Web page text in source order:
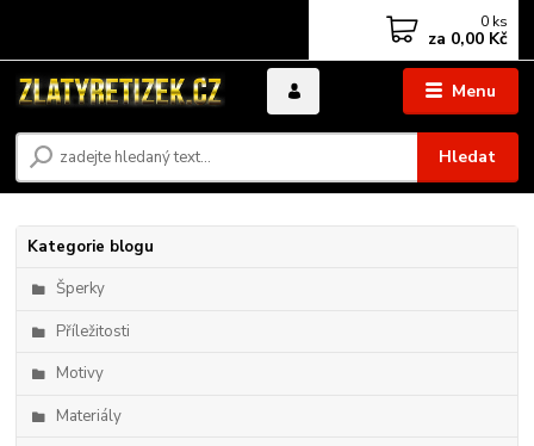
Menu
Hledat
0 ks
za 0,00 Kč
Kategorie blogu
Šperky
Příležitosti
Motivy
Materiály